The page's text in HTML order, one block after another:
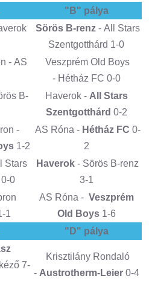
"B" pálya
Sörös B-renz- All Stars
Szentgotthárd 1-0
- AS
Veszprém Old Boys
- Hétház FC 0-0
B-
Haverok - All Stars
Szentgotthárd 0-2
-
1-2
AS Róna -Hétház FC 0-
2
Stars
0
Haverok - Sörös B-renz
3-1
1
AS Róna - Veszprém
Old Boys1-6
"D" pálya
7-
Krisztilány Rondaló
- Austrotherm-Leier0-4